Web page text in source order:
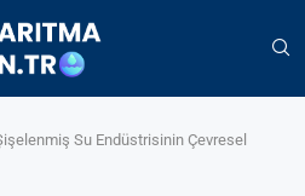
Su Endüstrisinin Çevresel